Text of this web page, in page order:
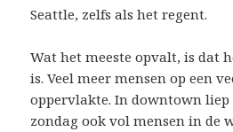
Seattle, zelfs als het regent.
Wat het meeste opvalt, is dat
is. Veel meer mensen op een
oppervlakte. In downtown liep
zondag ook vol mensen in de